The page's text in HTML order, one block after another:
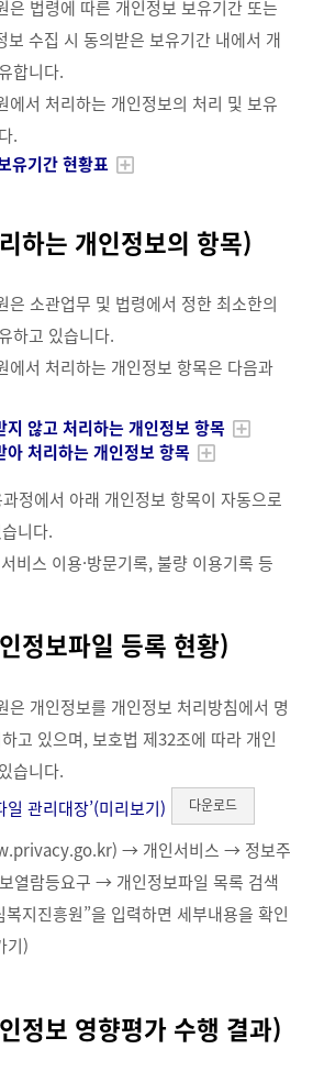
법령에 따른 개인정보 보유기간 또는
보 수집 시 동의받은 보유기간 내에서 개
합니다.
서 처리하는 개인정보의 처리 및 보유
.
유기간 현황표
하는 개인정보의 항목)
소관업무 및 법령에서 정한 최소한의
하고 있습니다.
서 처리하는 개인정보 항목은 다음과
지 않고 처리하는 개인정보 항목
아 처리하는 개인정보 항목
정에서 아래 개인정보 항목이 자동으로
니다.
비스 이용·방문기록, 불량 이용기록 등
정보파일 등록 현황)
개인정보를 개인정보 처리방침에서 명
고 있으며, 보호법 제32조에 따라 개인
습니다.
관리대장’(미리보기) 다운로드
→ 개인서비스 → 정보주
열람등요구 → 개인정보파일 목록 검색
지진흥원”을 입력하면 세부내용을 확인
기)
정보 영향평가 수행 결과)